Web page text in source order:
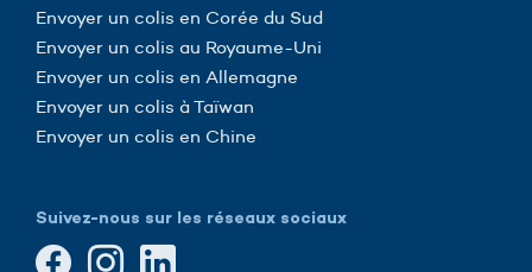
Envoyer un colis en Corée du Sud
Envoyer un colis au Royaume-Uni
Envoyer un colis en Allemagne
Envoyer un colis à Taïwan
Envoyer un colis en Chine
Suivez-nous sur les réseaux sociaux